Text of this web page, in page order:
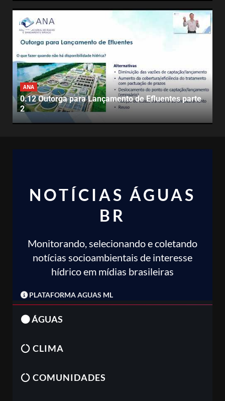
ANA
0.12 Outorga para Lançamento de Efluentes parte
2
NOTÍCIAS ÁGUAS
BR
Monitorando, selecionando e coletando
notícias socioambientais de interesse
hídrico em mídias brasileiras
PLATAFORMA AGUAS ML
ÁGUAS
CLIMA
COMUNIDADES